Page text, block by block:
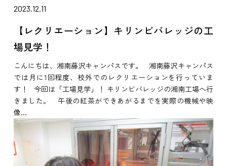
2023.12.11
【レクリエーション】キリンビバレッジの工
場見学！
こんにちは、湘南藤沢キャンパスです。 湘南藤沢キャンパス
では月に1回程度、校外でのレクリエーションを行っていま
す！ 今回は「工場見学」！ キリンビバレッジの湘南工場へ行
きました。 午後の紅茶ができあがるまでを実際の機械や映
像...